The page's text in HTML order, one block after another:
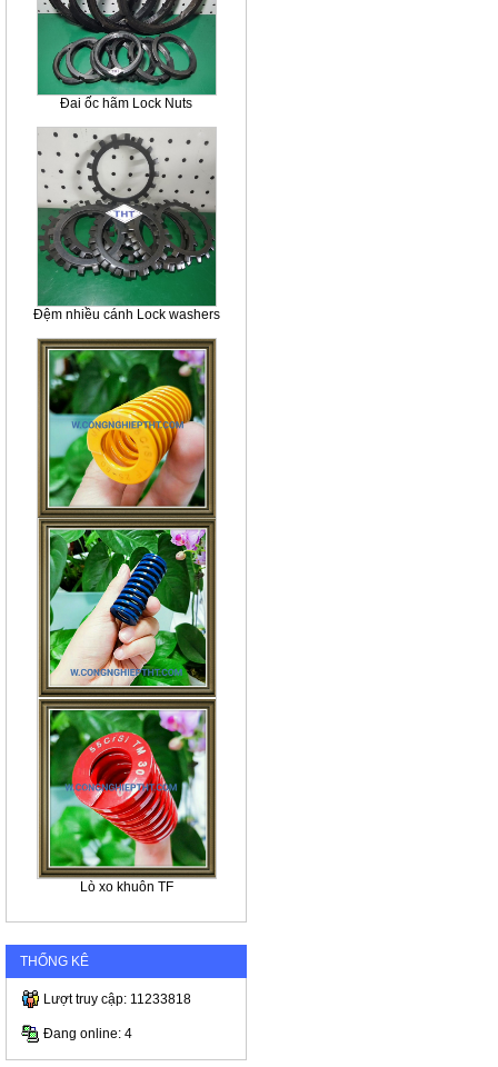
Đai ốc hãm Lock Nuts
Đệm nhiều cánh Lock washers
Lò xo khuôn TF
THỐNG KÊ
Lượt truy cập: 11233818
Đang online: 4